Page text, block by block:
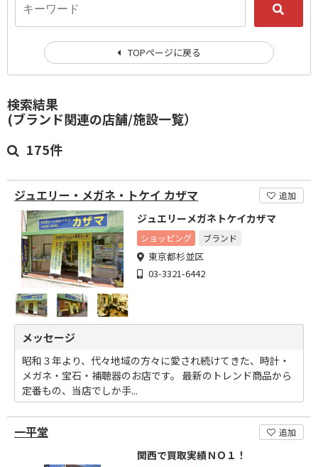
検索結果
(ブランド関連の店舗/施設一覧）
175件
ジュエリー・メガネ・トケイ カザマ 追加
ジュエリーメガネトケイカザマ
ショッピング ブランド
東京都杉並区
03-3321-6442
メッセージ
昭和３年より、代々地域の方々に愛され続けてきた、時計・
メガネ・宝石・補聴器のお店です。 最新のトレンド商品から
定番もの、当店でしか手...
一平堂 追加
関西で買取実績ＮＯ１！
TOPページに戻る